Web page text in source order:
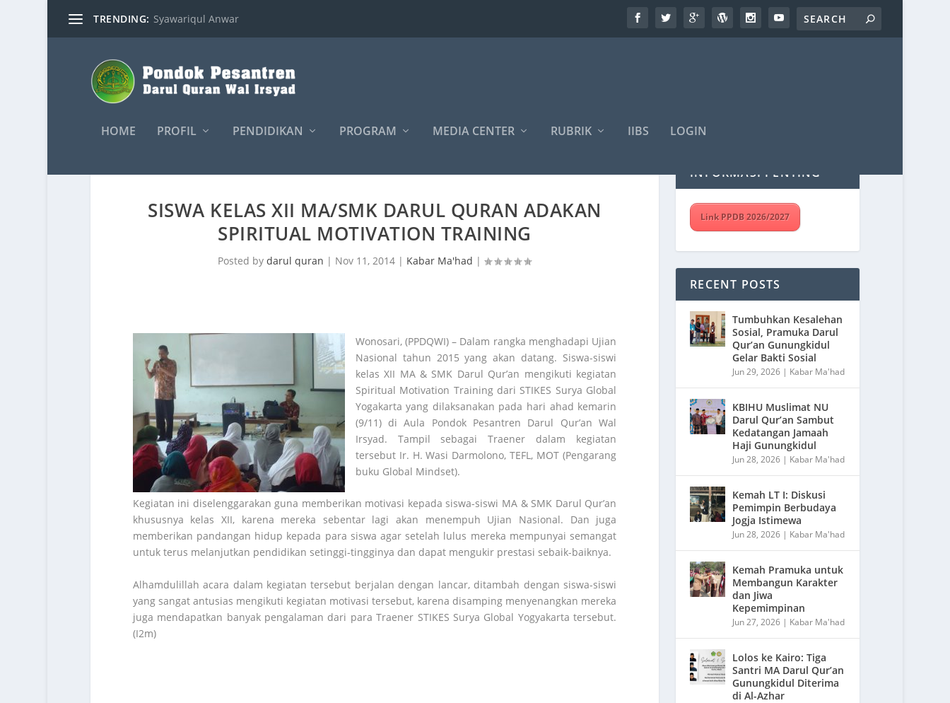
TRENDING: Syawariqul Anwar
HOME PROFIL PENDIDIKAN PROGRAM MEDIA CENTER RUBRIK IIBS LOGIN
SISWA KELAS XII MA/SMK DARUL QURAN ADAKAN
SPIRITUAL MOTIVATION TRAINING
Posted bydarul quran | Nov 11, 2014 | Kabar Ma'had |
Wonosari, (PPDQWI) – Dalam rangka menghadapi Ujian
Nasional tahun 2015 yang akan datang. Siswa-siswi
kelas XII MA & SMK Darul Qur’an mengikuti kegiatan
Spiritual Motivation Training dari STIKES Surya Global
Yogakarta yang dilaksanakan pada hari ahad kemarin
(9/11) di Aula Pondok Pesantren Darul Qur’an Wal
Irsyad. Tampil sebagai Traener dalam kegiatan
tersebut Ir. H. Wasi Darmolono, TEFL, MOT (Pengarang
buku Global Mindset).
Kegiatan ini diselenggarakan guna memberikan motivasi kepada siswa-siswi MA & SMK Darul Qur’an
khususnya kelas XII, karena mereka sebentar lagi akan menempuh Ujian Nasional. Dan juga
memberikan pandangan hidup kepada para siswa agar setelah lulus mereka mempunyai semangat
untuk terus melanjutkan pendidikan setinggi-tingginya dan dapat mengukir prestasi sebaik-baiknya.
Alhamdulillah acara dalam kegiatan tersebut berjalan dengan lancar, ditambah dengan siswa-siswi
yang sangat antusias mengikuti kegiatan motivasi tersebut, karena disamping menyenangkan mereka
juga mendapatkan banyak pengalaman dari para Traener STIKES Surya Global Yogyakarta tersebut.
(I2m)
INFORMASI PENTING
Link PPDB 2026/2027
RECENT POSTS
Tumbuhkan Kesalehan
Sosial, Pramuka Darul
Qur’an Gunungkidul
Gelar Bakti Sosial
Jun 29, 2026 | Kabar Ma'had
KBIHU Muslimat NU
Darul Qur’an Sambut
Kedatangan Jamaah
Haji Gunungkidul
Jun 28, 2026 | Kabar Ma'had
Kemah LT I: Diskusi
Pemimpin Berbudaya
Jogja Istimewa
Jun 28, 2026 | Kabar Ma'had
Kemah Pramuka untuk
Membangun Karakter
dan Jiwa
Kepemimpinan
Jun 27, 2026 | Kabar Ma'had
Lolos ke Kairo: Tiga
Santri MA Darul Qur’an
Gunungkidul Diterima
di Al-Azhar